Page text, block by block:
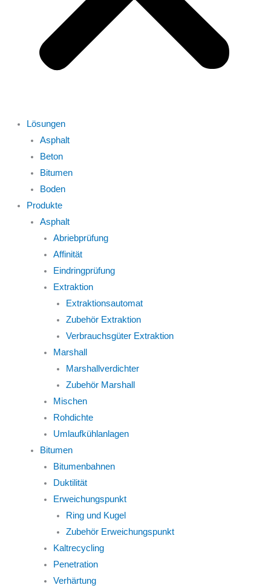
Lösungen
Asphalt
Beton
Bitumen
Boden
Produkte
Asphalt
Abriebprüfung
Affinität
Eindringprüfung
Extraktion
Extraktionsautomat
Zubehör Extraktion
Verbrauchsgüter Extraktion
Marshall
Marshallverdichter
Zubehör Marshall
Mischen
Rohdichte
Umlaufkühlanlagen
Bitumen
Bitumenbahnen
Duktilität
Erweichungspunkt
Ring und Kugel
Zubehör Erweichungspunkt
Kaltrecycling
Penetration
Verhärtung